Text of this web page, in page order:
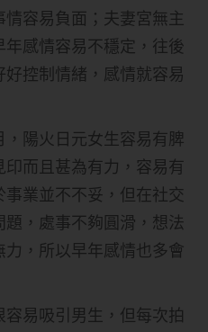
容易負面；夫妻宮無主
感情容易不穩定，往後
好控制情緒，感情就容易
陽火日元女生容易有脾
而且甚為有力，容易有
業並不不妥，但在社交
，處事不夠圓滑，想法
，所以早年感情也多會
易吸引男生，但每次拍